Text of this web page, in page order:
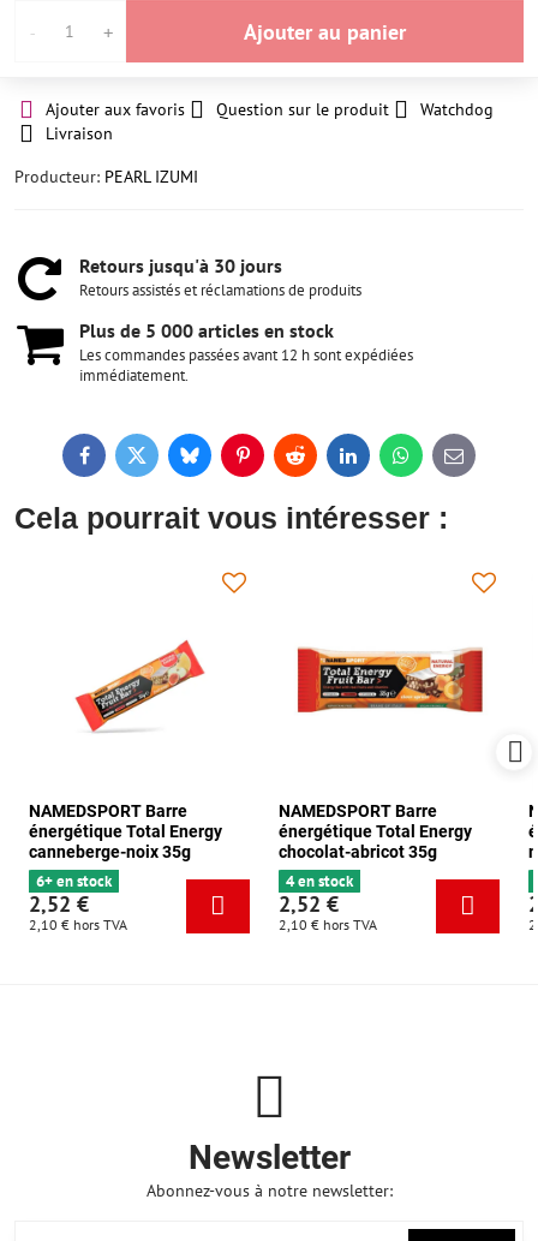
Ajouter au panier
Ajouter aux favoris Question sur le produit
Watchdog
Livraison
Producteur: PEARL IZUMI
Retours jusqu'à 30 jours
Retours assistés et réclamations de produits
Plus de 5 000 articles en stock
Les commandes passées avant 12 h sont expédiées
immédiatement.
FacebookTwitterBlueskyPinterestReddit LinkedInWhatsApp
E-
mail
Cela pourrait vous intéresser :
NAMEDSPORT Barre
énergétique Total Energy
canneberge-noix 35g
6+ en stock
2,52 €
2,10 € hors TVA
NAMEDSPORT Barre
énergétique Total Energy
chocolat-abricot 35g
4 en stock
2,52 €
2,10 € hors TVA
Newsletter
Abonnez-vous à notre newsletter: